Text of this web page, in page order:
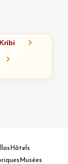
Kribi
Hôtels
Musées